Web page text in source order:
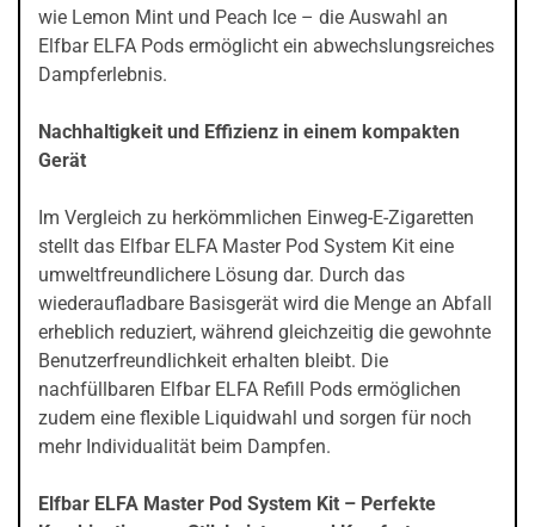
wie Lemon Mint und Peach Ice – die Auswahl an
Elfbar ELFA Pods ermöglicht ein abwechslungsreiches
Dampferlebnis.
Nachhaltigkeit und Effizienz in einem kompakten
Gerät
Im Vergleich zu herkömmlichen Einweg-E-Zigaretten
stellt das Elfbar ELFA Master Pod System Kit eine
umweltfreundlichere Lösung dar. Durch das
wiederaufladbare Basisgerät wird die Menge an Abfall
erheblich reduziert, während gleichzeitig die gewohnte
Benutzerfreundlichkeit erhalten bleibt. Die
nachfüllbaren Elfbar ELFA Refill Pods ermöglichen
zudem eine flexible Liquidwahl und sorgen für noch
mehr Individualität beim Dampfen.
Elfbar ELFA Master Pod System Kit – Perfekte